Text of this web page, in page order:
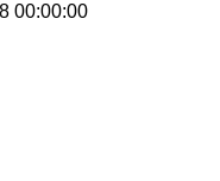
00:00:00